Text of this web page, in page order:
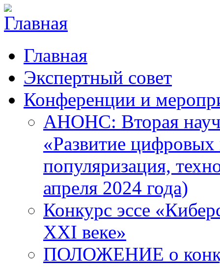
Главная
Экспертный совет
Конференции и
АНОНС: Вторая
«Развитие цифровых
популяризация,
апреля 2024 года)
Конкурс эссе
XXI веке»
ПОЛОЖЕНИЕ о